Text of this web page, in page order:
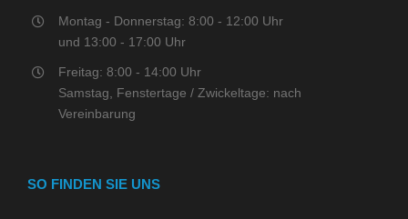
Montag - Donnerstag: 8:00 - 12:00 Uhr
und 13:00 - 17:00 Uhr
Freitag: 8:00 - 14:00 Uhr
Samstag, Fenstertage / Zwickeltage: nach
Vereinbarung
SO FINDEN SIE UNS